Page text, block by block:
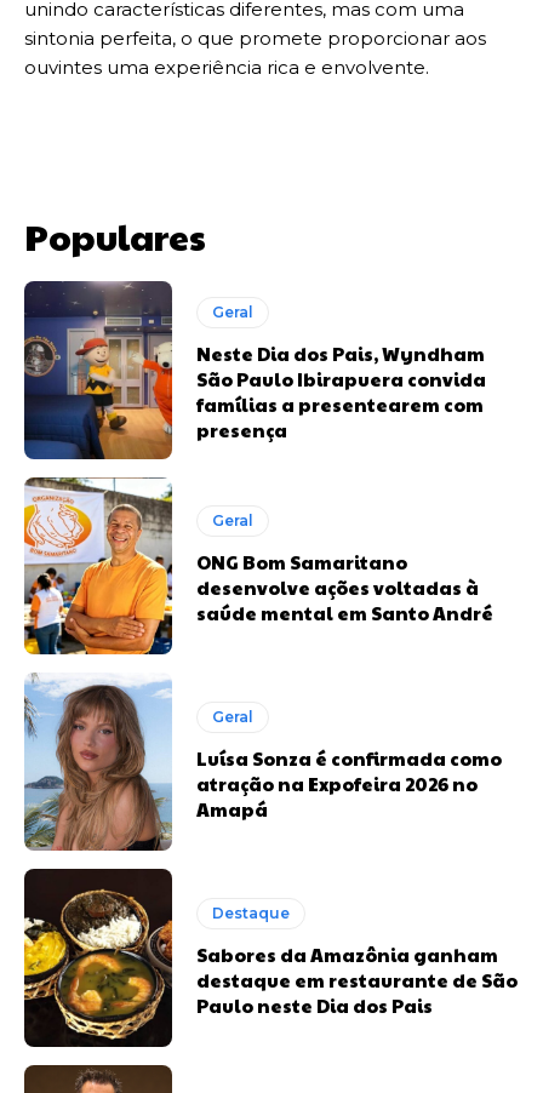
unindo características diferentes, mas com uma
sintonia perfeita, o que promete proporcionar aos
ouvintes uma experiência rica e envolvente.
Populares
Geral
Neste Dia dos Pais, Wyndham
São Paulo Ibirapuera convida
famílias a presentearem com
presença
Geral
ONG Bom Samaritano
desenvolve ações voltadas à
saúde mental em Santo André
Geral
Luísa Sonza é confirmada como
atração na Expofeira 2026 no
Amapá
Destaque
Sabores da Amazônia ganham
destaque em restaurante de São
Paulo neste Dia dos Pais